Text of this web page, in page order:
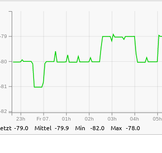
23h Fr 07. 01h 02h 03h 04h 05h
-82
-81
-80
-79
-79.0 Mittel -79.9 Min -82.0 Max -78.0